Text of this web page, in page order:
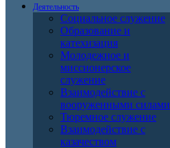
Деятельность
Социальное служение
Образование и
катехизация
Молодежное и
миссионерское
служение
Взаимодействие с
вооруженными силами
Тюремное служение
Взаимодействие с
казачеством